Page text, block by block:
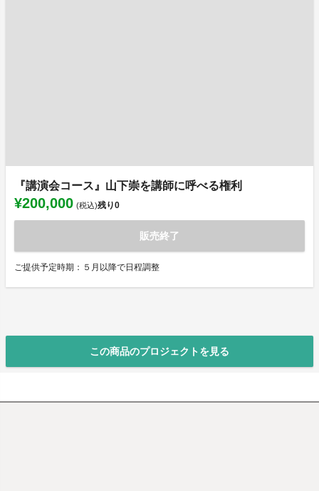
『講演会コース』山下崇を講師に呼べる権利
¥200,000 (税込)残り0
販売終了
ご提供予定時期：５月以降で日程調整
この商品のプロジェクトを見る